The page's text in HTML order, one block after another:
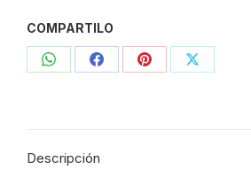
90°
Plano
R
-
COMPARTILO
CompartirCompartirCompartirCompartir
Descripción